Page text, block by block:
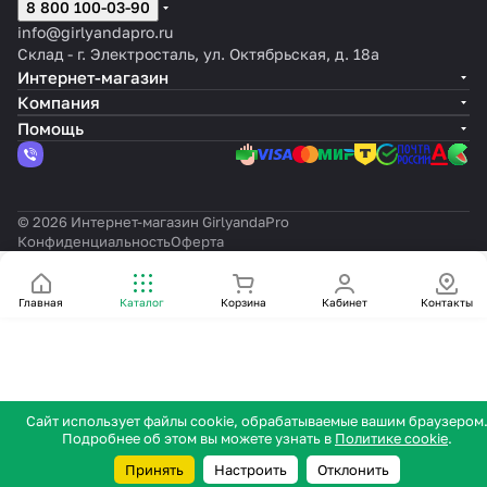
Главная Каталог Корзина Кабинет Контакты
8 800 100-03-90
info@girlyandapro.ru
Склад - г. Электросталь, ул. Октябрьская, д. 18а
Интернет-магазин
Компания
Помощь
© 2026 Интернет-магазин GirlyandaPro
КонфиденциальностьОферта
Сайт использует файлы cookie, обрабатываемые вашим браузером.
Подробнее об этом вы можете узнать в Политике cookie.
Принять
Настроить Отклонить